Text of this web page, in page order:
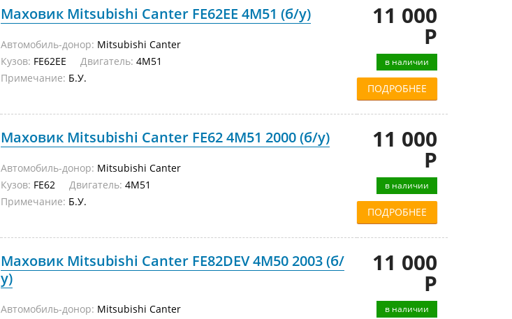
Маховик Mitsubishi Canter FE62EE 4M51 (б/у)
Автомобиль-донор: Mitsubishi Canter
Кузов: FE62EE Двигатель: 4M51
Примечание: Б.У.
11 000
Р
в наличии
ПОДРОБНЕЕ
Маховик Mitsubishi Canter FE62 4M51 2000 (б/у)
Автомобиль-донор: Mitsubishi Canter
Кузов: FE62 Двигатель: 4M51
Примечание: Б.У.
11 000
Р
в наличии
ПОДРОБНЕЕ
Маховик Mitsubishi Canter FE82DEV 4M50 2003 (б/
у)
Автомобиль-донор: Mitsubishi Canter
11 000
Р
в наличии